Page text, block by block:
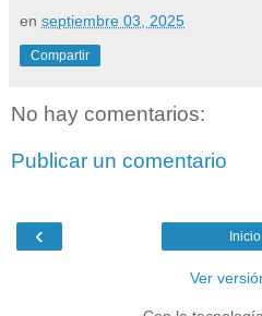
en septiembre 03, 2025
Compartir
No hay comentarios:
Publicar un comentario
‹ Inicio
Ver